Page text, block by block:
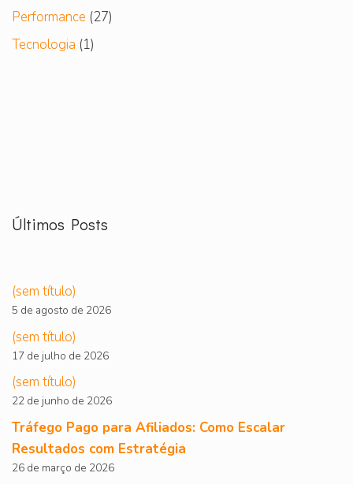
Performance (27)
Tecnologia (1)
Últimos Posts
(sem título)
5 de agosto de 2026
(sem título)
17 de julho de 2026
(sem título)
22 de junho de 2026
Tráfego Pago para Afiliados: Como Escalar
Resultados com Estratégia
26 de março de 2026